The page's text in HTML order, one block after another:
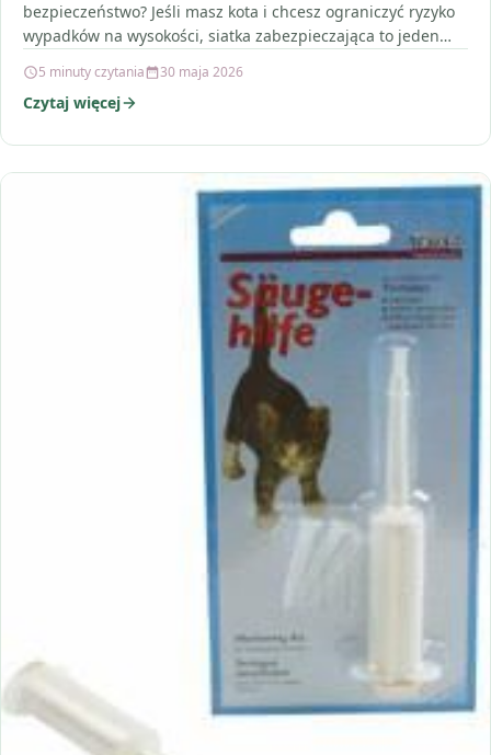
bezpieczeństwo? Jeśli masz kota i chcesz ograniczyć ryzyko
wypadków na wysokości, siatka zabezpieczająca to jeden…
5 minuty czytania 30 maja 2026
Czytaj więcej